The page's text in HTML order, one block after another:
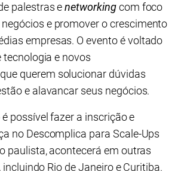
palestras enetworkingcom foco
e promover o crescimento
empresas. O evento é voltado
e novos
querem solucionar dúvidas
e alavancar seus negócios.
possível fazer a inscrição e
no Descomplica para Scale-Ups
paulista, acontecerá em outras
Rio de Janeiro e Curitiba.